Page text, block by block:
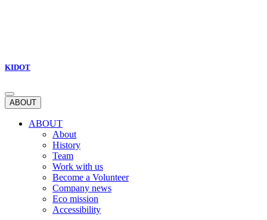
KIDOT
ABOUT
ABOUT
About
History
Team
Work with us
Become a Volunteer
Company news
Eco mission
Accessibility